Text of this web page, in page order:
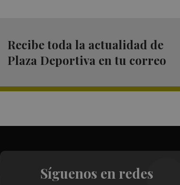
Recibe toda la actualidad de
Plaza Deportiva en tu correo
Síguenos en redes